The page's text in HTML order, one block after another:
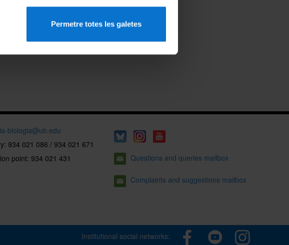
Permetre totes les galetes
biologia@ub.edu
934 021 086 / 934 021 671
point: 934 021 431
Questions and queries mailbox
Complaints and suggestions mailbox
Institutional social networks: